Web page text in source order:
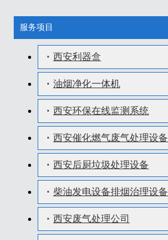
服务项目
西安利器盒
油烟净化一体机
西安环保在线监测系统
西安催化燃气废气处理设备
西安后厨垃圾处理设备
柴油发电设备排烟治理设备
西安废气处理公司